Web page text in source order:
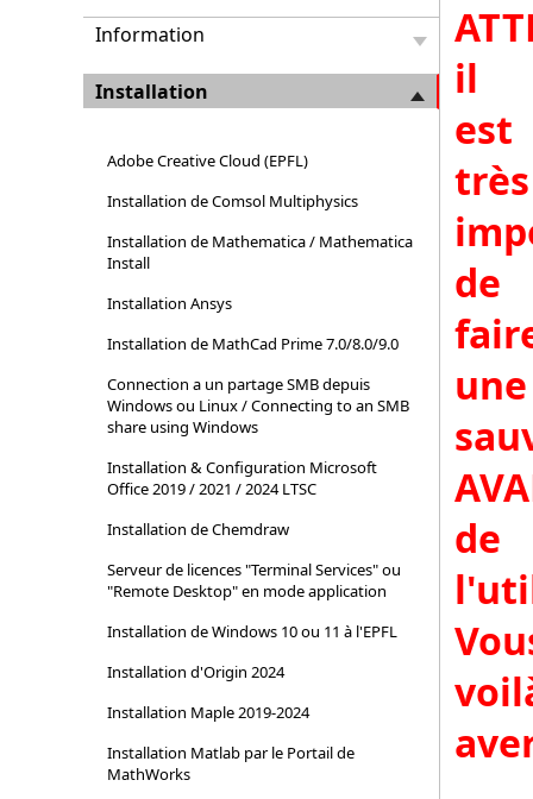
Information
Installation
Adobe Creative Cloud (EPFL)
Installation de Comsol Multiphysics
Installation de Mathematica / Mathematica
Install
Installation Ansys
Installation de MathCad Prime 7.0/8.0/9.0
Connection a un partage SMB depuis
Windows ou Linux / Connecting to an SMB
share using Windows
Installation & Configuration Microsoft
Office 2019 / 2021 / 2024 LTSC
Installation de Chemdraw
Serveur de licences "Terminal Services" ou
"Remote Desktop" en mode application
Installation de Windows 10 ou 11 à l'EPFL
Installation d'Origin 2024
Installation Maple 2019-2024
Installation Matlab par le Portail de
MathWorks
il
est
très
de
une
de